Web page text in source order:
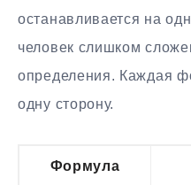
останавливается на
человек слишком
определения. Каждая
одну сторону.
Формула